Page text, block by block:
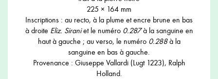
225 × 164 mm
Inscriptions : au recto, à la plume et encre brune en bas
à droite Eliz. Siraniet le numéro 0.287à la sanguine en
haut à gauche ; au verso, le numéro 0.288à la
sanguine en bas à gauche.
Provenance : Giuseppe Vallardi (Lugt 1223), Ralph
Holland.